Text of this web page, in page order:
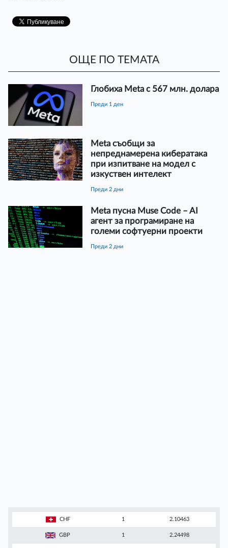
ОЩЕ ПО ТЕМАТА
Глобиха Meta с 567 млн. долара
преди 1 ден
Meta съобщи за
непреднамерена кибератака
при изпитване на модел с
изкуствен интелект
преди 2 дни
Meta пусна Muse Code – AI
агент за програмиране на
големи софтуерни проекти
преди 2 дни
CHF 1 2.10463
GBP 1 2.24498